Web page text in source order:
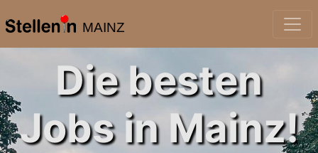
MAINZ
Die besten
Jobs in Mainz!